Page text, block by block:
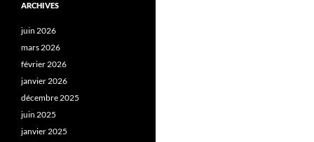
ARCHIVES
juin 2026
mars 2026
février 2026
janvier 2026
décembre 2025
juin 2025
janvier 2025